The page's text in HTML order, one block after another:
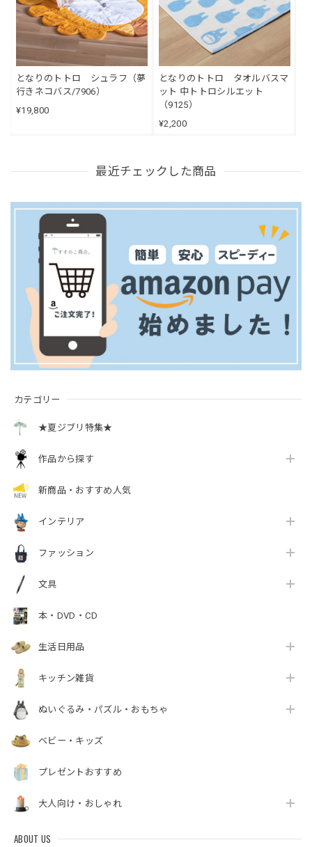
カテゴリー
★夏ジブリ特集★
作品から探す
新商品・おすすめ人気
インテリア
ファッション
文具
本・DVD・CD
生活日用品
キッチン雑貨
ぬいぐるみ・パズル・おもちゃ
ベビー・キッズ
プレゼントおすすめ
大人向け・おしゃれ
ABOUT US
となりのトトロ シュラフ（夢
行きネコバス/7906）
¥19,800
となりのトトロ タオルバスマ
ット 中トトロシルエット
（9125）
¥2,200
最近チェックした商品